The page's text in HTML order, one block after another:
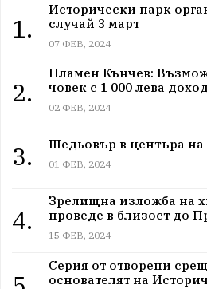
1.
Исторически парк
случай 3 март
07 ФЕВ, 2024
2.
Пламен Кънчев:
човек с 1 000 лева
02 ФЕВ, 2024
3. Шедьовър в центъра на
01 ФЕВ, 2024
4.
Зрелищна изложба на
проведе в близост до
15 ФЕВ, 2024
Серия от отворени
основателят на